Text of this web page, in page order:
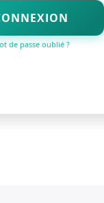
de passe oublié ?